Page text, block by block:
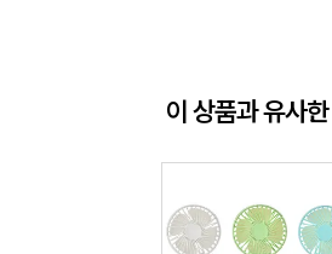
이 상품과 유사한